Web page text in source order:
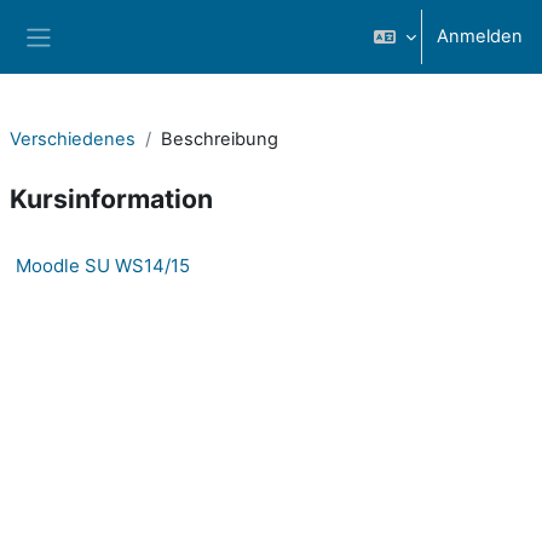
Anmelden
Verschiedenes Beschreibung
Kursinformation
Moodle SU WS14/15